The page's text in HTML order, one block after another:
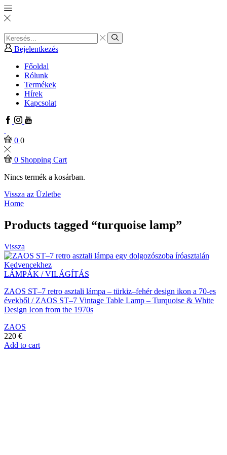
Search
input
Search
Bejelentkezés
Főoldal
Rólunk
Termékek
Hírek
Kapcsolat
Facebook
Instagram
Youtube
0 0
0 Shopping Cart
Nincs termék a kosárban.
Vissza az Üzletbe
Home
Products tagged “turquoise lamp”
Vissza
Kedvencekhez
LÁMPÁK / VILÁGÍTÁS
ZAOS ST–7 retro asztali lámpa – türkiz–fehér design ikon a 70-es
évekből / ZAOS ST–7 Vintage Table Lamp – Turquoise & White
Design Icon from the 1970s
ZAOS
220 €
Add to cart